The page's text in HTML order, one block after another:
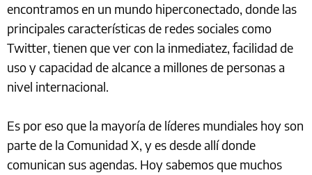
encontramos en un mundo hiperconectado, donde las
principales características de redes sociales como
Twitter, tienen que ver con la inmediatez, facilidad de
uso y capacidad de alcance a millones de personas a
nivel internacional.
Es por eso que la mayoría de líderes mundiales hoy son
parte de la Comunidad X, y es desde allí donde
comunican sus agendas. Hoy sabemos que muchos